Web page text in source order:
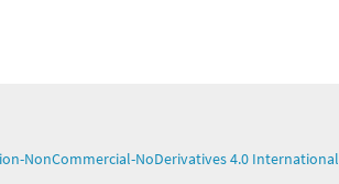
NonCommercial-NoDerivatives 4.0 International